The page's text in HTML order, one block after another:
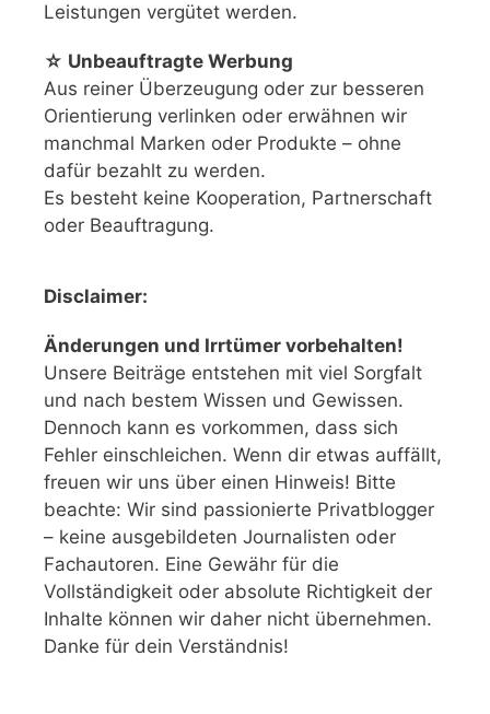
Leistungen vergütet werden.
☆ Unbeauftragte Werbung
Aus reiner Überzeugung oder zur besseren
Orientierung verlinken oder erwähnen wir
manchmal Marken oder Produkte – ohne
dafür bezahlt zu werden.
Es besteht keine Kooperation, Partnerschaft
oder Beauftragung.
Disclaimer:
Änderungen und Irrtümer vorbehalten!
Unsere Beiträge entstehen mit viel Sorgfalt
und nach bestem Wissen und Gewissen.
Dennoch kann es vorkommen, dass sich
Fehler einschleichen. Wenn dir etwas auffällt,
freuen wir uns über einen Hinweis! Bitte
beachte: Wir sind passionierte Privatblogger
– keine ausgebildeten Journalisten oder
Fachautoren. Eine Gewähr für die
Vollständigkeit oder absolute Richtigkeit der
Inhalte können wir daher nicht übernehmen.
Danke für dein Verständnis!